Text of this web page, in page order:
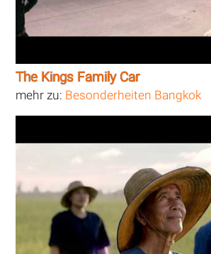
The Kings Family Car
mehr zu: Besonderheiten Bangkok